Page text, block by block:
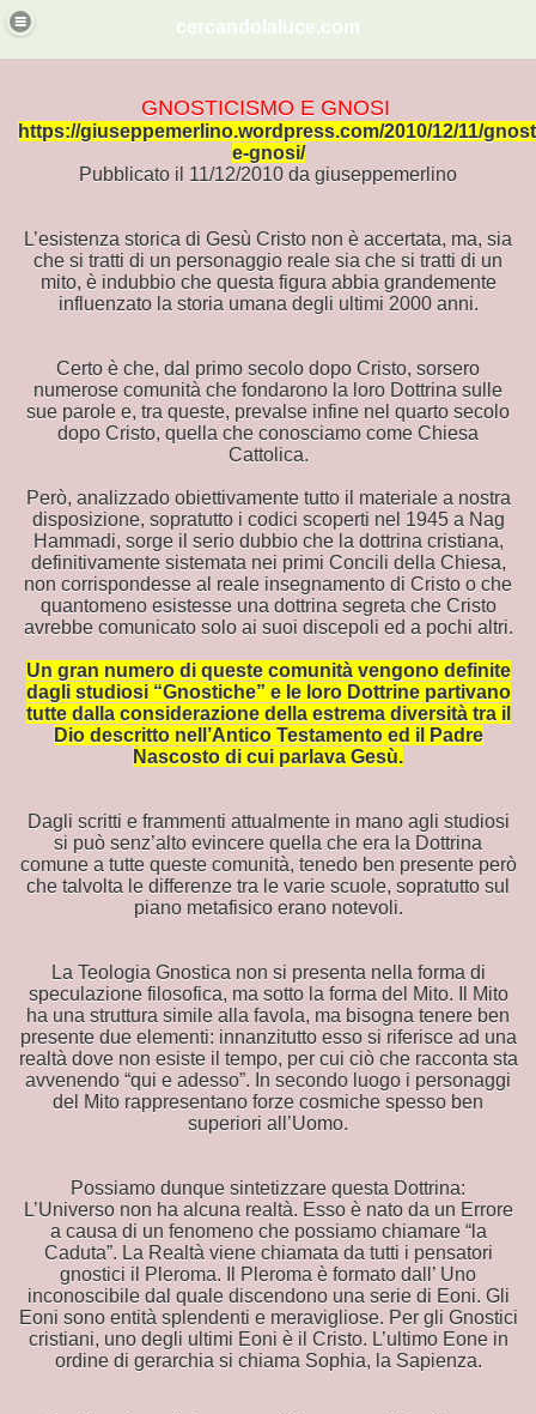
cercandolaluce.com
GNOSTICISMO E GNOSI
https://giuseppemerlino.wordpress.com/2010/12/11/
e-gnosi/
Pubblicato il 11/12/2010 da giuseppemerlino
L’esistenza storica di Gesù Cristo non è accertata, ma, sia
che si tratti di un personaggio reale sia che si tratti di un
mito, è indubbio che questa figura abbia grandemente
influenzato la storia umana degli ultimi 2000 anni.
Certo è che, dal primo secolo dopo Cristo, sorsero
numerose comunità che fondarono la loro Dottrina sulle
sue parole e, tra queste, prevalse infine nel quarto secolo
dopo Cristo, quella che conosciamo come Chiesa
Cattolica.
Però, analizzado obiettivamente tutto il materiale a nostra
disposizione, sopratutto i codici scoperti nel 1945 a Nag
Hammadi, sorge il serio dubbio che la dottrina cristiana,
definitivamente sistemata nei primi Concili della Chiesa,
non corrispondesse al reale insegnamento di Cristo o che
quantomeno esistesse una dottrina segreta che Cristo
avrebbe comunicato solo ai suoi discepoli ed a pochi altri.
Un gran numero di queste comunità vengono definite
dagli studiosi “Gnostiche” e le loro Dottrine partivano
tutte dalla considerazione della estrema diversità tra il
Dio descritto nell’Antico Testamento ed il Padre
Nascosto di cui parlava Gesù.
Dagli scritti e frammenti attualmente in mano agli studiosi
si può senz’alto evincere quella che era la Dottrina
comune a tutte queste comunità, tenedo ben presente però
che talvolta le differenze tra le varie scuole, sopratutto sul
piano metafisico erano notevoli.
La Teologia Gnostica non si presenta nella forma di
speculazione filosofica, ma sotto la forma del Mito. Il Mito
ha una struttura simile alla favola, ma bisogna tenere ben
presente due elementi: innanzitutto esso si riferisce ad una
realtà dove non esiste il tempo, per cui ciò che racconta sta
avvenendo “qui e adesso”. In secondo luogo i personaggi
del Mito rappresentano forze cosmiche spesso ben
superiori all’Uomo.
Possiamo dunque sintetizzare questa Dottrina:
L’Universo non ha alcuna realtà. Esso è nato da un Errore
a causa di un fenomeno che possiamo chiamare “la
Caduta”. La Realtà viene chiamata da tutti i pensatori
gnostici il Pleroma. Il Pleroma è formato dall’ Uno
inconoscibile dal quale discendono una serie di Eoni. Gli
Eoni sono entità splendenti e meravigliose. Per gli Gnostici
cristiani, uno degli ultimi Eoni è il Cristo. L’ultimo Eone in
ordine di gerarchia si chiama Sophia, la Sapienza.
NELLO GNOSTICISMO
sumeri
DI ATENE